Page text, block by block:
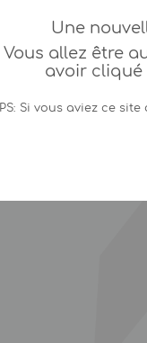
Une
Vous allez être
avoir cliqué
PS: Si vous aviez ce